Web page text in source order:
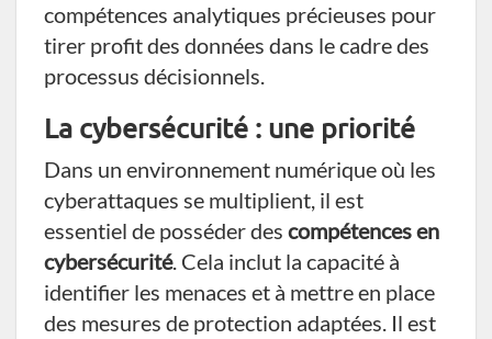
compétences analytiques précieuses pour
tirer profit des données dans le cadre des
processus décisionnels.
La cybersécurité : une priorité
Dans un environnement numérique où les
cyberattaques se multiplient, il est
essentiel de posséder des compétences en
cybersécurité. Cela inclut la capacité à
identifier les menaces et à mettre en place
des mesures de protection adaptées. Il est